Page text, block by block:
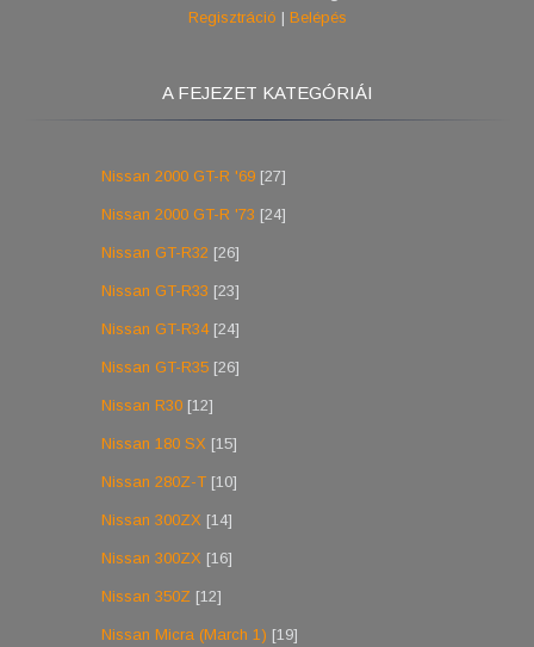
Regisztráció | Belépés
A FEJEZET KATEGÓRIÁI
Nissan 2000 GT-R '69 [27]
Nissan 2000 GT-R '73 [24]
Nissan GT-R32 [26]
Nissan GT-R33 [23]
Nissan GT-R34 [24]
Nissan GT-R35 [26]
Nissan R30 [12]
Nissan 180 SX [15]
Nissan 280Z-T [10]
Nissan 300ZX [14]
Nissan 300ZX [16]
Nissan 350Z [12]
Nissan Micra (March 1) [19]